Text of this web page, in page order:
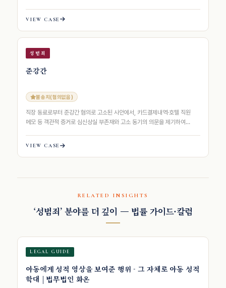
VIEW CASE
성범죄
준강간
불송치(혐의없음)
직장 동료로부터 준강간 혐의로 고소된 사안에서, 카드결제내역·호텔 직원
메모 등 객관적 증거로 심신상실 부존재와 고소 동기의 의문을 제기하여
VIEW CASE
RELATED INSIGHTS
‘성범죄’ 분야를 더 깊이 — 법률 가이드·칼럼
LEGAL GUIDE
아동에게 성적 영상을 보여준 행위 - 그 자체로 아동 성적
학대 | 법무법인 화온